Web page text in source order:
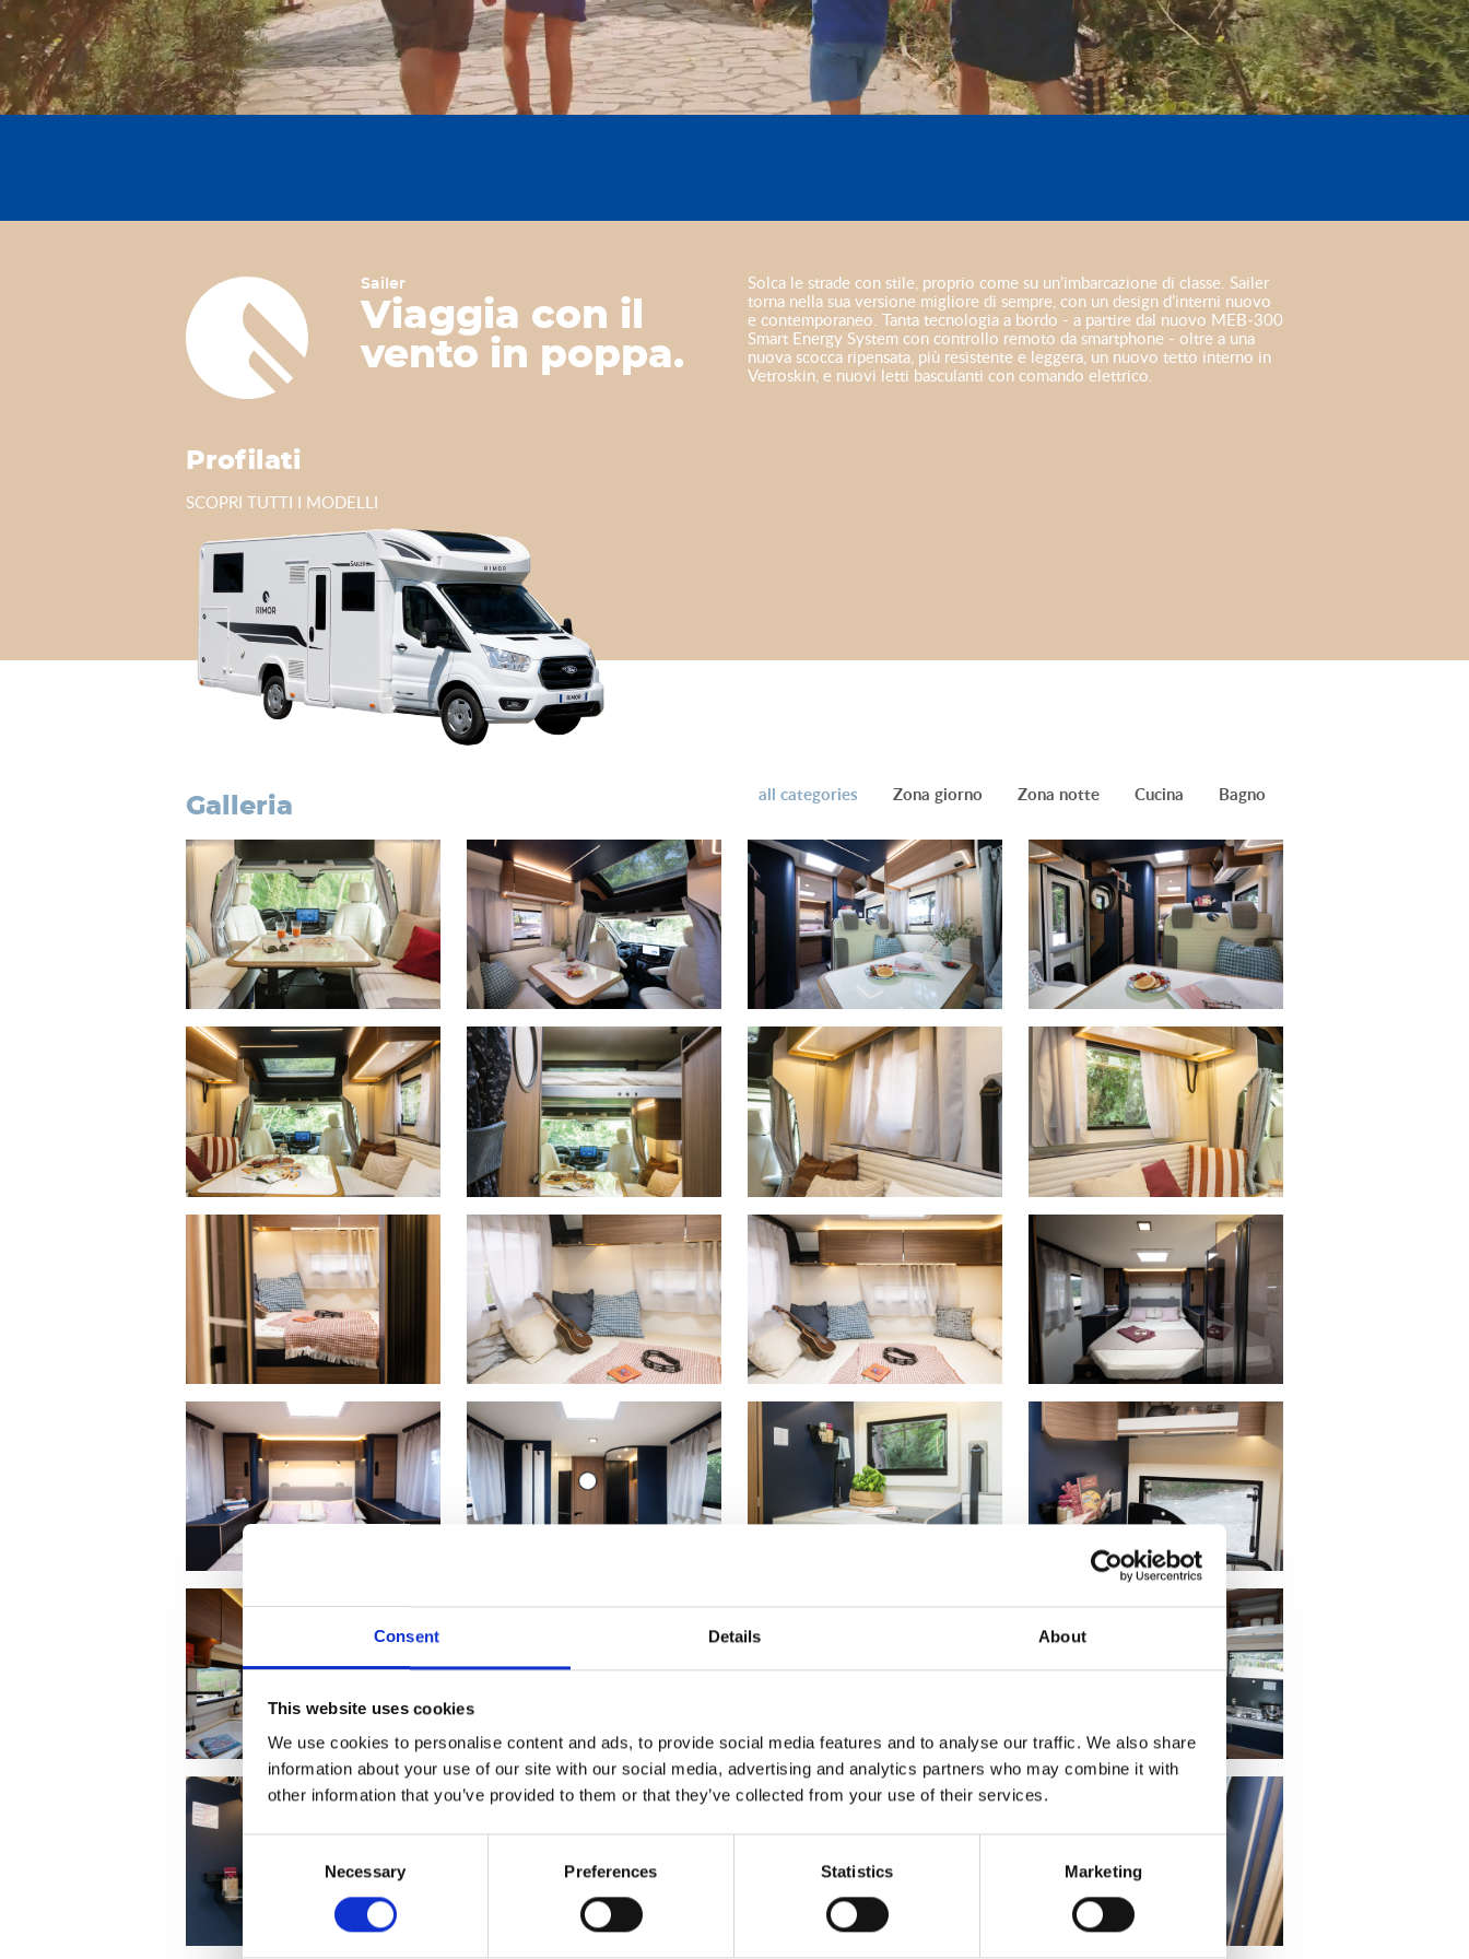
Consent Details About
This website uses cookies
We use cookies to personalise content and ads, to provide social media features and to analyse our traffic. We also share
information about your use of our site with our social media, advertising and analytics partners who may combine it with
other information that you’ve provided to them or that they’ve collected from your use of their services.
Selection
Necessary Preferences Statistics Marketing
Sailer
Viaggia con il
vento in poppa.
Solca le strade con stile, proprio come su un’imbarcazione di classe. Sailer
torna nella sua versione migliore di sempre, con un design d’interni nuovo
e contemporaneo. Tanta tecnologia a bordo - a partire dal nuovo MEB-300
Smart Energy System con controllo remoto da smartphone - oltre a una
nuova scocca ripensata, più resistente e leggera, un nuovo tetto interno in
Vetroskin, e nuovi letti basculanti con comando elettrico.
Profilati
SCOPRI TUTTI I MODELLI
galleria all categories Zona giorno Zona notte Cucina Bagno